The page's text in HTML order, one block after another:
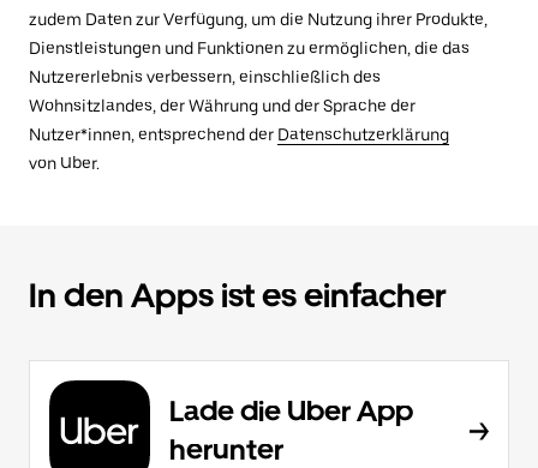
zudem Daten zur Verfügung, um die Nutzung ihrer Produkte,
Dienstleistungen und Funktionen zu ermöglichen, die das
Nutzererlebnis verbessern, einschließlich des
Wohnsitzlandes, der Währung und der Sprache der
Nutzer*innen, entsprechend der Datenschutzerklärung
von Uber.
In den Apps ist es einfacher
Lade die Uber App
herunter